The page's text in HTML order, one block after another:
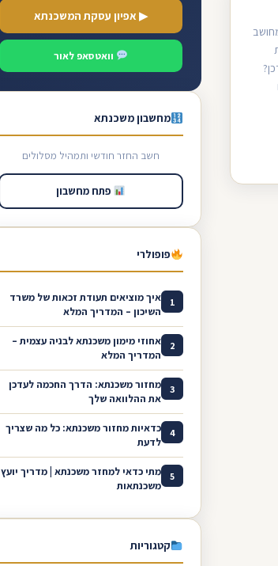
▶ אפיון עסקת המשכנתא
וואטסאפ לאור
מחשבון משכנתא
חשב החזר חודשי ותמהיל מסלולים
פתח מחשבון
פופולרי
1
איך מוציאים תעודת זכאות של משרד
השיכון – המדריך המלא
2
אחוזי מימון משכנתא לבניה עצמית –
המדריך המלא
3
מחזור משכנתא: הדרך החכמה לעדכן
את ההלוואה שלך
4
כדאיות מחזור משכנתא: כל מה שצריך
לדעת
5
מתי כדאי למחזר משכנתא | מדריך יועץ
משכנתאות
קטגוריות